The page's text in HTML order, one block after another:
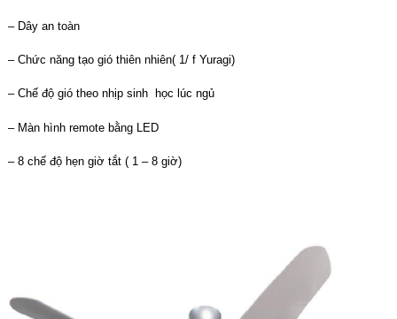
– Dây an toàn
– Chức năng tạo gió thiên nhiên( 1/ f Yuragi)
– Chế độ gió theo nhịp sinh học lúc ngủ
– Màn hình remote bằng LED
– 8 chế độ hẹn giờ tắt ( 1 – 8 giờ)